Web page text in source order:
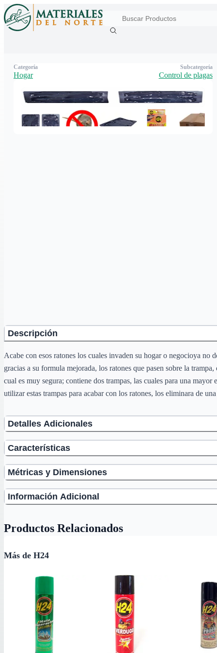
Categoría
Hogar
Subcategoría
Control de plagas
Descripción
Acabe con esos ratones los cuales invaden su hogar o negocioya no
gracias a su formula mejorada, los ratones que pasen sobre la
cual es muy segura; contiene dos trampas, las cuales para una
utilizar estas trampas para acabar con los ratones, los eliminara de
Detalles Adicionales
Características
Métricas y Dimensiones
Información Adicional
Productos Relacionados
Más de H24